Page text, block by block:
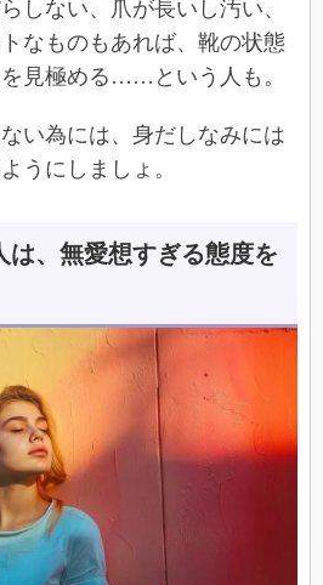
しない、爪が長いし汚い、
なものもあれば、靴の状態
見極める……という人も。
い為には、身だしなみには
うにしましょ。
は、無愛想すぎる態度を